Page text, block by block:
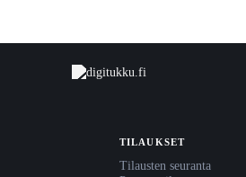
TILAUKSET
Tilausten seuranta